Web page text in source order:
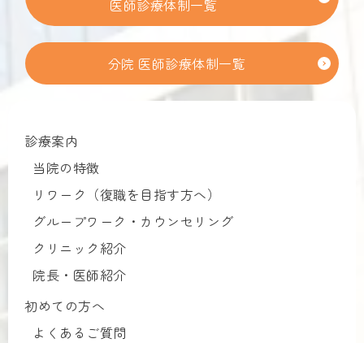
医師診療体制一覧
分院 医師診療体制一覧
診療案内
当院の特徴
リワーク（復職を目指す方へ）
グループワーク・カウンセリング
クリニック紹介
院長・医師紹介
初めての方へ
よくあるご質問